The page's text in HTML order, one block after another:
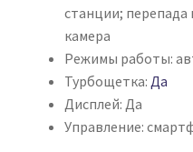
станции;
камера
Режимы работы:
Турбощетка: Да
Дисплей: Да
Управление: